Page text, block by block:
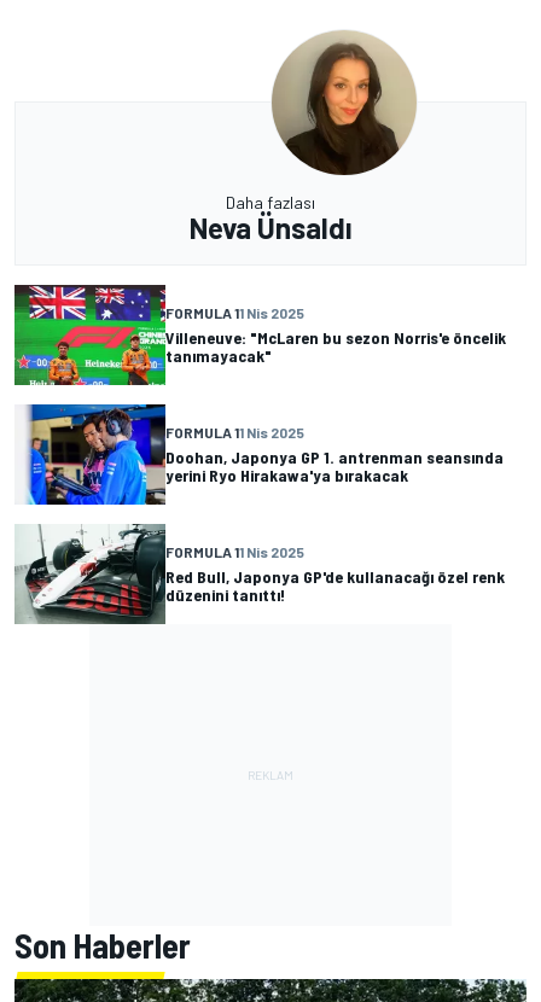
Daha fazlası
Neva Ünsaldı
FORMULA 11 Nis 2025
Villeneuve: "McLaren bu sezon Norris'e öncelik
tanımayacak"
FORMULA 11 Nis 2025
Doohan, Japonya GP 1. antrenman seansında
yerini Ryo Hirakawa'ya bırakacak
FORMULA 11 Nis 2025
Red Bull, Japonya GP'de kullanacağı özel renk
düzenini tanıttı!
Son Haberler